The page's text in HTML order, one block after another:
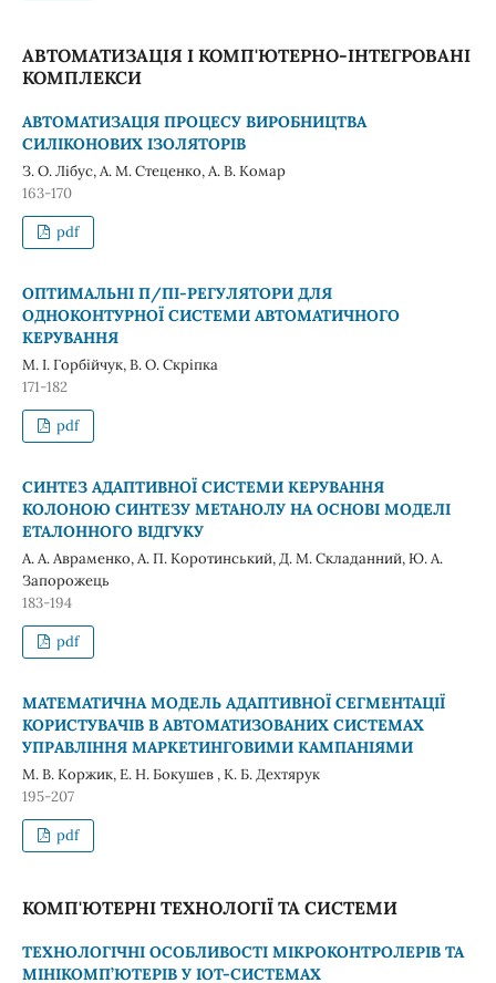
АВТОМАТИЗАЦІЯ І КОМП'ЮТЕРНО-ІНТЕГРОВАНІ
КОМПЛЕКСИ
АВТОМАТИЗАЦІЯ ПРОЦЕСУ ВИРОБНИЦТВА
СИЛІКОНОВИХ ІЗОЛЯТОРІВ
З. О. Лібус, А. М. Стеценко, А. В. Комар
163-170
pdf
ОПТИМАЛЬНІ П/ПІ-РЕГУЛЯТОРИ ДЛЯ
ОДНОКОНТУРНОЇ СИСТЕМИ АВТОМАТИЧНОГО
КЕРУВАННЯ
М. І. Горбійчук, В. О. Скріпка
171-182
pdf
СИНТЕЗ АДАПТИВНОЇ СИСТЕМИ КЕРУВАННЯ
КОЛОНОЮ СИНТЕЗУ МЕТАНОЛУ НА ОСНОВІ МОДЕЛІ
ЕТАЛОННОГО ВІДГУКУ
А. А. Авраменко, А. П. Коротинський, Д. M. Складанний, Ю. А.
Запорожець
183-194
pdf
МАТЕМАТИЧНА МОДЕЛЬ АДАПТИВНОЇ СЕГМЕНТАЦІЇ
КОРИСТУВАЧІВ В АВТОМАТИЗОВАНИХ СИСТЕМАХ
УПРАВЛІННЯ МАРКЕТИНГОВИМИ КАМПАНІЯМИ
М. В. Коржик, Е. Н. Бокушев , К. Б. Дехтярук
195-207
pdf
КОМП'ЮТЕРНІ ТЕХНОЛОГІЇ ТА СИСТЕМИ
ТЕХНОЛОГІЧНІ ОСОБЛИВОСТІ МІКРОКОНТРОЛЕРІВ ТА
МІНІКОМП’ЮТЕРІВ У IOT-СИСТЕМАХ